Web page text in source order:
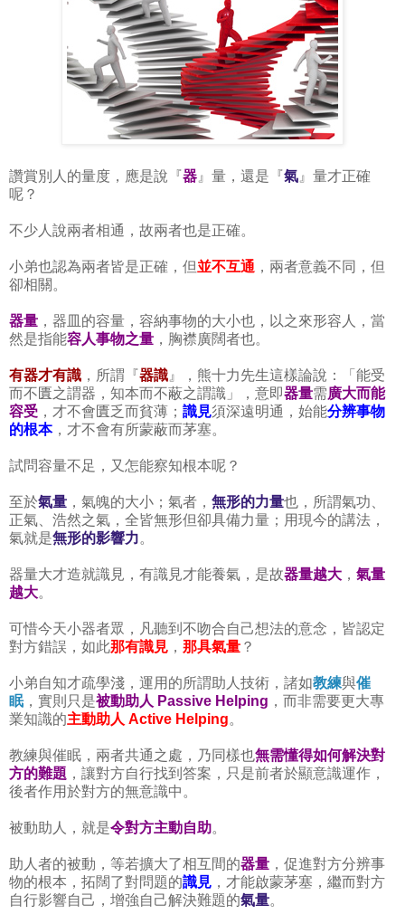
讚賞別人的量度，應是說『器 』量，還是『氣 』量才正確
呢？
不少人說兩者相通，故兩者也是正確。
小弟也認為兩者皆是正確，但並不互通 ，兩者意義不同，但
卻相關。
器量 ，器皿的容量，容納事物的大小也，以之來形容人，當
然是指能容人事物之量 ，胸襟廣闊者也。
有器才有識 ，所謂『器識 』，熊十力先生這樣論說：「能受
而不匱之謂器，知本而不蔽之謂識」，意即器量需廣大而能
容受 ，才不會匱乏而貧薄； 識見須深遠明通，始能分辨事物
的根本，才不會有所蒙蔽而茅塞。
試問容量不足，又怎能察知根本呢？
至於氣量 ，氣魄的大小；氣者， 無形的力量也，所謂氣功、
正氣、浩然之氣，全皆無形但卻具備力量；用現今的講法，
氣就是無形的影響力。
器量大才造就識見，有識見才能養氣，是故器量越大 ， 氣量
越大。
可惜今天小器者眾，凡聽到不吻合自己想法的意念，皆認定
對方錯誤，如此那有識見 ， 那具氣量 ？
小弟自知才疏學淺，運用的所謂助人技術，諸如教練與催
眠，實則只是被動助人 Passive Helping ，而非需要更大專
業知識的主動助人 Active Helping。
教練與催眠，兩者共通之處，乃同樣也無需懂得如何解決對
方的難題 ，讓對方自行找到答案，只是前者於顯意識運作，
後者作用於對方的無意識中。
被動助人，就是令對方主動自助。
助人者的被動，等若擴大了相互間的器量 ，促進對方分辨事
物的根本，拓闊了對問題的識見 ，才能啟蒙茅塞，繼而對方
自行影響自己，增強自己解決難題的氣量。